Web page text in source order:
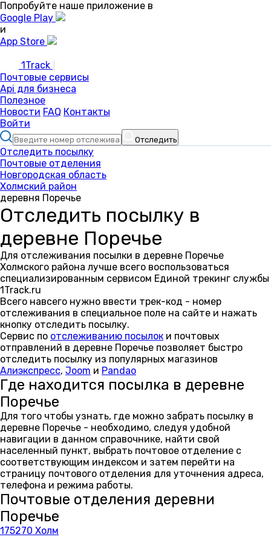
Попробуйте наше приложение в
Google Play
и
App Store
1Track
Почтовые сервисы
Api для бизнеса
Полезное
Новости FAQ Контакты
Войти
Отследить
Отследить посылку
Почтовые отделения
Новгородская область
Холмский район
деревня Поречье
Отследить посылку в
деревне Поречье
Для отслеживания посылки в деревне Поречье
Холмского района лучше всего воспользоваться
специализированным сервисом Единой трекинг службы
1Track.ru
Всего навсего нужно ввести трек-код - номер
отслеживания в специальное поле на сайте и нажать
кнопку отследить посылку.
Сервис по отслеживанию посылок и почтовых
отправлений в деревне Поречье позволяет быстро
отследить посылку из популярных магазинов
Алиэкспресс, Joom и Pandao
Где находится посылка в деревне
Поречье
Для того чтобы узнать, где можно забрать посылку в
деревне Поречье - необходимо, следуя удобной
навигации в данном справочнике, найти свой
населенный пункт, выбрать почтовое отделение с
соответствующим индексом и затем перейти на
страницу почтового отделения для уточнения адреса,
телефона и режима работы.
Почтовые отделения деревни
Поречье
175270 Холм